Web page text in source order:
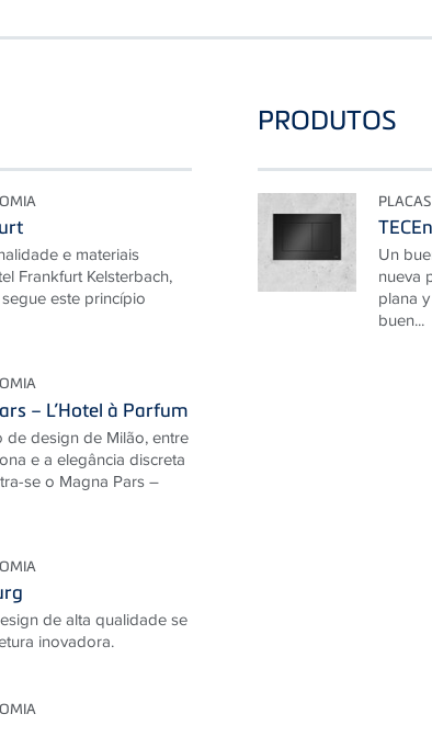
e materiais
Frankfurt Kelsterbach,
este princípio
– L’Hotel à Parfum
design de Milão, entre
e a elegância discreta
se o Magna Pars –
de alta qualidade se
inovadora.
PRODUTOS
Un
nueva
plana
buen...